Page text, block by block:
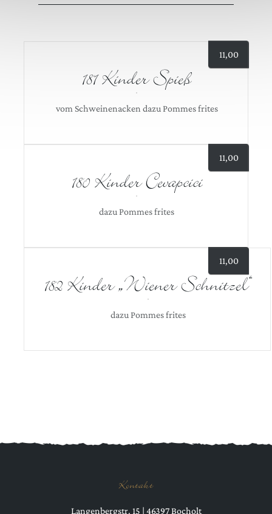
11,00
181 Kinder Spieß
vom Schweinenacken dazu Pommes frites
11,00
180 Kinder Cevapcici
dazu Pommes frites
11,00
182 Kinder „Wiener Schnitzel“
dazu Pommes frites
Kontakt
Langenbergstr. 15 | 46397 Bocholt